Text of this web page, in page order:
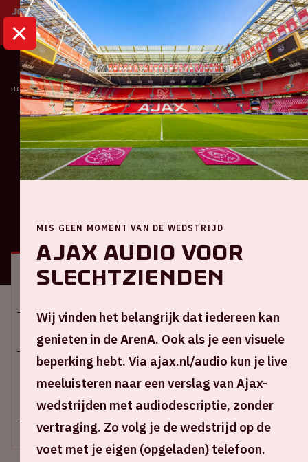
HOME KALENDER NATIONS LEAGUE | NEDERLAND VS. ITALIË
Oranje
Nations League |
Nederland VS. Italië
ALGEMEEN BEZOEKERSINFORMATIE
Locatie en tijd
Ma 7 september 2020
Johan Cruijff ArenA
MIS GEEN MOMENT VAN DE WEDSTRIJD
Ajax audio voor
slechtzienden
Wij vinden het belangrijk dat iedereen kan
genieten in de ArenA. Ook als je een visuele
beperking hebt. Via ajax.nl/audio kun je live
meeluisteren naar een verslag van Ajax-
wedstrijden met audiodescriptie, zonder
vertraging. Zo volg je de wedstrijd op de
voet met je eigen (opgeladen) telefoon.